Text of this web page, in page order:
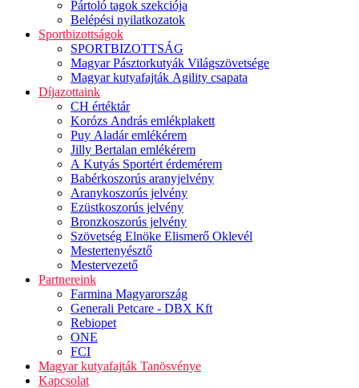
Pártoló tagok szekciója
Belépési nyilatkozatok
Sportbizottságok
SPORTBIZOTTSÁG
Magyar Pásztorkutyák Világszövetsége
Magyar kutyafajták Agility csapata
Díjazottaink
CH értéktár
Korózs András emlékplakett
Puy Aladár emlékérem
Jilly Bertalan emlékérem
A Kutyás Sportért érdemérem
Babérkoszorús aranyjelvény
Aranykoszorús jelvény
Ezüstkoszorús jelvény
Bronzkoszorús jelvény
Szövetség Elnöke Elismerő Oklevél
Mestertenyésztő
Mestervezető
Partnereink
Farmina Magyarország
Generali Petcare - DBX Kft
Rebiopet
ONE
FCI
Magyar kutyafajták Tanösvénye
Kapcsolat